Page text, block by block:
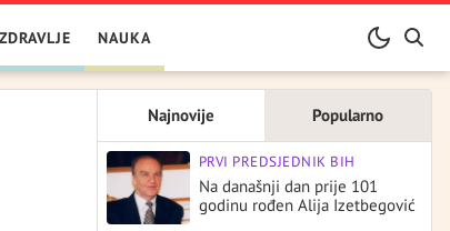
ZDRAVLJE NAUKA
Najnovije Popularno
PRVI PREDSJEDNIK BIH
Na današnji dan prije 101
godinu rođen Alija Izetbegović